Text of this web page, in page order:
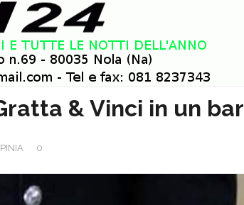
& Vinci in un bar
0